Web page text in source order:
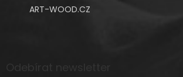
ART-WOOD.CZ